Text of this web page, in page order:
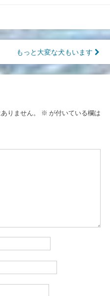
もっと大変な犬もいます
りません。 ※ が付いている欄は